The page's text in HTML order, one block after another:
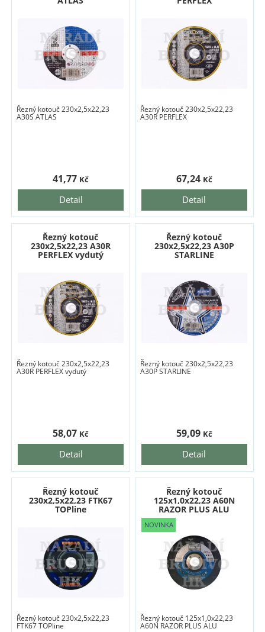
Řezný kotouč 230x2,5x22,23
A30S ATLAS
Detail
41,77 Kč
Řezný kotouč 230x2,5x22,23
A30R PERFLEX
Detail
67,24 Kč
Řezný kotouč
230x2,5x22,23 A30R
PERFLEX vydutý
Řezný kotouč 230x2,5x22,23
A30R PERFLEX vydutý
Detail
58,07 Kč
Řezný kotouč
230x2,5x22,23 A30P
STARLINE
Řezný kotouč 230x2,5x22,23
A30P STARLINE
Detail
59,09 Kč
Řezný kotouč
230x2,5x22,23 FTK67
TOPline
Řezný kotouč 230x2,5x22,23
FTK67 TOPline
Řezný kotouč
125x1,0x22,23 A60N
RAZOR PLUS ALU
Řezný kotouč 125x1,0x22,23
A60N RAZOR PLUS ALU